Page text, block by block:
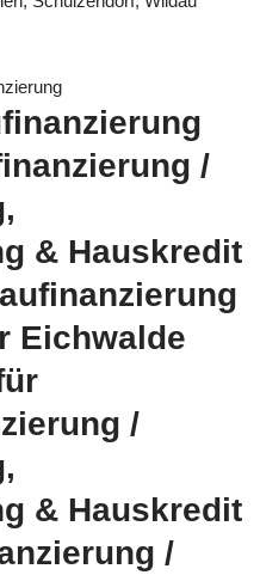
/
& Hauskredit
Eichwalde
/
& Hauskredit
/